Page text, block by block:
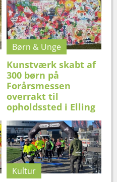
Børn & Unge
Kunstværk skabt af
300 børn på
Forårsmessen
overrakt til
opholdssted i Elling
Kultur